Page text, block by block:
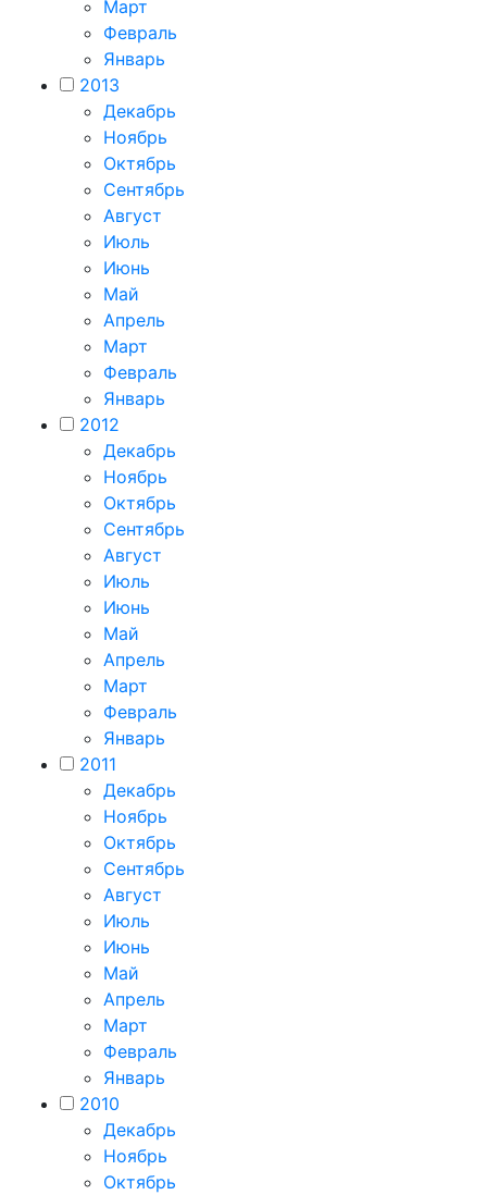
Март
Февраль
Январь
2013
Декабрь
Ноябрь
Октябрь
Сентябрь
Август
Июль
Июнь
Май
Апрель
Март
Февраль
Январь
2012
Декабрь
Ноябрь
Октябрь
Сентябрь
Август
Июль
Июнь
Май
Апрель
Март
Февраль
Январь
2011
Декабрь
Ноябрь
Октябрь
Сентябрь
Август
Июль
Июнь
Май
Апрель
Март
Февраль
Январь
2010
Декабрь
Ноябрь
Октябрь